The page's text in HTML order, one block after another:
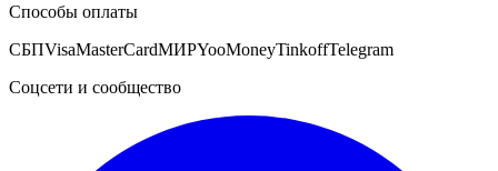
Способы оплаты
СБПVisaMasterCardМИРYooMoneyTinkoffTelegram
Соцсети и сообщество